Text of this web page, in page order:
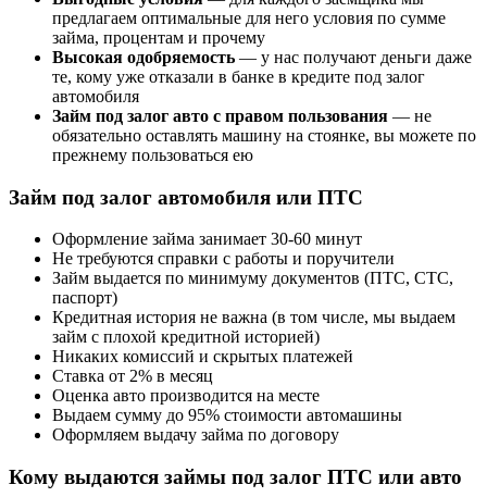
предлагаем оптимальные для него условия по сумме
займа, процентам и прочему
Высокая одобряемость — у нас получают деньги даже
те, кому уже отказали в банке в кредите под залог
автомобиля
Займ под залог авто с правом пользования — не
обязательно оставлять машину на стоянке, вы можете по
прежнему пользоваться ею
Займ под залог автомобиля или ПТС
Оформление займа занимает 30-60 минут
Не требуются справки с работы и поручители
Займ выдается по минимуму документов (ПТС, СТС,
паспорт)
Кредитная история не важна (в том числе, мы выдаем
займ с плохой кредитной историей)
Никаких комиссий и скрытых платежей
Ставка от 2% в месяц
Оценка авто производится на месте
Выдаем сумму до 95% стоимости автомашины
Оформляем выдачу займа по договору
Кому выдаются займы под залог ПТС или авто